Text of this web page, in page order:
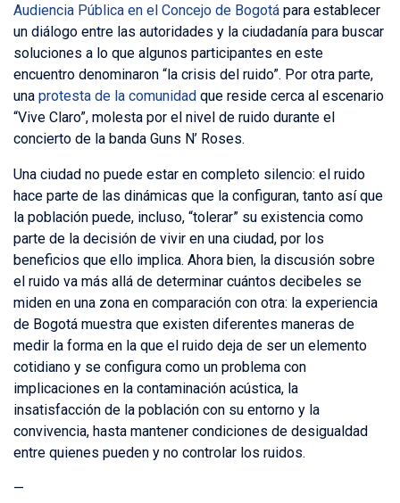
Audiencia Pública en el Concejo de Bogotá para establecer
un diálogo entre las autoridades y la ciudadanía para buscar
soluciones a lo que algunos participantes en este
encuentro denominaron “la crisis del ruido”. Por otra parte,
una protesta de la comunidad que reside cerca al escenario
“Vive Claro”, molesta por el nivel de ruido durante el
concierto de la banda Guns N’ Roses.
Una ciudad no puede estar en completo silencio: el ruido
hace parte de las dinámicas que la configuran, tanto así que
la población puede, incluso, “tolerar” su existencia como
parte de la decisión de vivir en una ciudad, por los
beneficios que ello implica. Ahora bien, la discusión sobre
el ruido va más allá de determinar cuántos decibeles se
miden en una zona en comparación con otra: la experiencia
de Bogotá muestra que existen diferentes maneras de
medir la forma en la que el ruido deja de ser un elemento
cotidiano y se configura como un problema con
implicaciones en la contaminación acústica, la
insatisfacción de la población con su entorno y la
convivencia, hasta mantener condiciones de desigualdad
entre quienes pueden y no controlar los ruidos.
—